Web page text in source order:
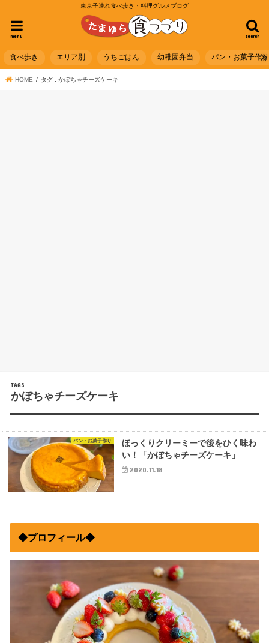
東京子連れ食べ歩き・料理グルメブログ
search
menu
食べ歩き エリア別 うちごはん 幼稚園弁当 パン・お菓子作り
HOME タグ : かぼちゃチーズケーキ
かぼちゃチーズケーキ
パン・お菓子作り
ほっくりクリーミーで後をひく味わ
い！「かぼちゃチーズケーキ」
2020.11.18
◆プロフィール◆